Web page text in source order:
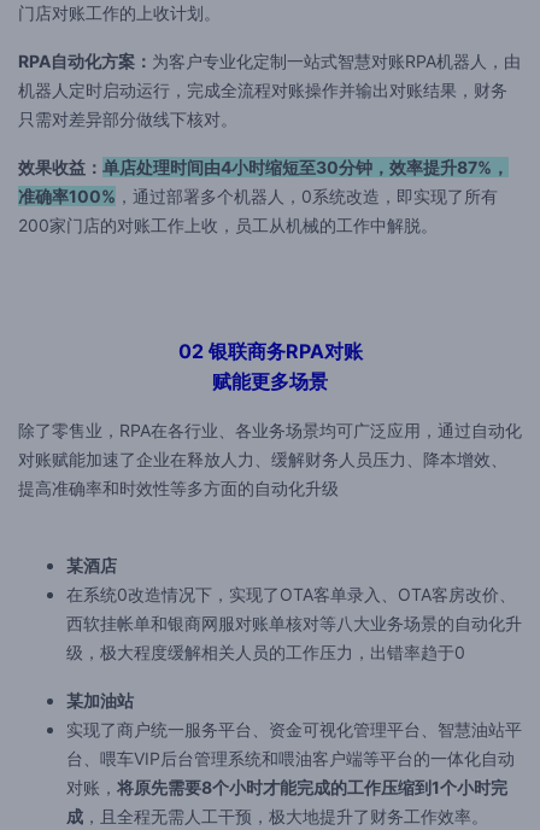
门店对账工作的上收计划。
RPA自动化方案： 为客户专业化定制一站式智慧对账RPA机器人，由
机器人定时启动运行，完成全流程对账操作并输出对账结果，财务
只需对差异部分做线下核对。
效果收益： 单店处理时间由4小时缩短至30分钟，效率提升87%，
准确率100% ，通过部署多个机器人，0系统改造，即实现了所有
200家门店的对账工作上收，员工从机械的工作中解脱。
02 银联商务RPA对账
赋能更多场景
除了零售业，RPA在各行业、各业务场景均可广泛应用，通过自动化
对账赋能加速了企业在释放人力、缓解财务人员压力、降本增效、
提高准确率和时效性等多方面的自动化升级
某酒店
在系统0改造情况下，实现了OTA客单录入、OTA客房改价、
西软挂帐单和银商网服对账单核对等八大业务场景的自动化升
级，极大程度缓解相关人员的工作压力，出错率趋于0
某加油站
实现了商户统一服务平台、资金可视化管理平台、智慧油站平
台、喂车VIP后台管理系统和喂油客户端等平台的一体化自动
对账， 将原先需要8个小时才能完成的工作压缩到1个小时完
成 ，且全程无需人工干预，极大地提升了财务工作效率。